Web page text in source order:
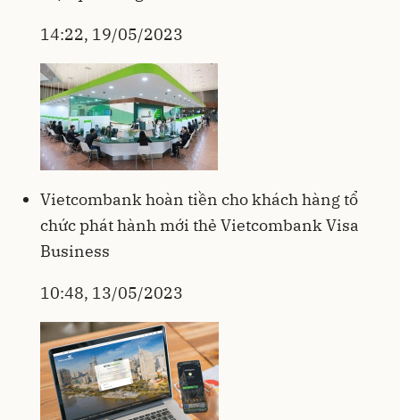
14:22, 19/05/2023
Vietcombank hoàn tiền cho khách hàng tổ
chức phát hành mới thẻ Vietcombank Visa
Business
10:48, 13/05/2023